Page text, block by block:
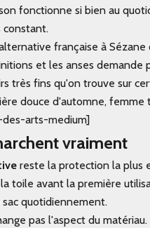
fonctionne si bien au
constant.
française à Sézane
et les anses demande
très fins qu'on trouve sur
douce d'automne,
arts-medium]
vraiment
reste la protection la plus
toile avant la première
quotidiennement.
pas l'aspect du